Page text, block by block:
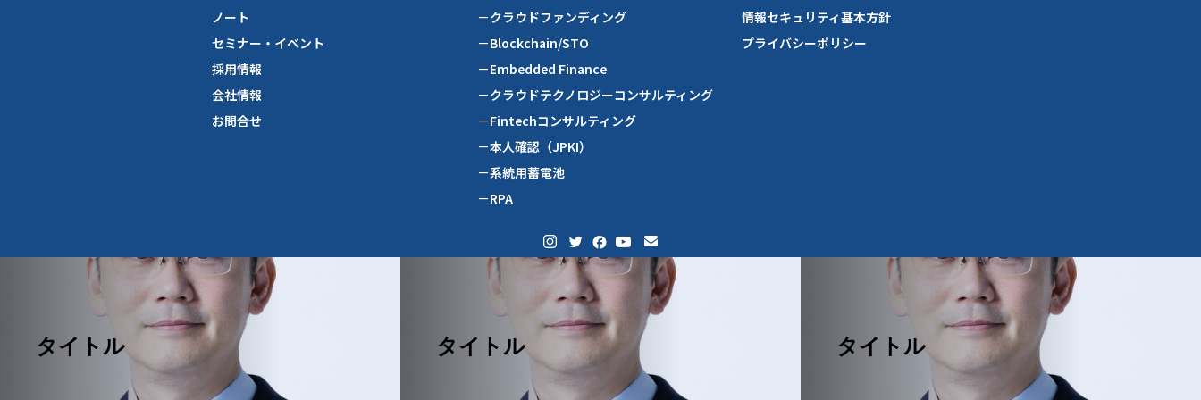
ノート
セミナー・イベント
採用情報
会社情報
お問合せ
－クラウドファンディング
－Blockchain/STO
－Embedded Finance
－クラウドテクノロジーコンサルティング
－Fintechコンサルティング
－本人確認（JPKI）
－系統用蓄電池
－RPA
情報セキュリティ基本方針
プライバシーポリシー
タイトル タイトル タイトル